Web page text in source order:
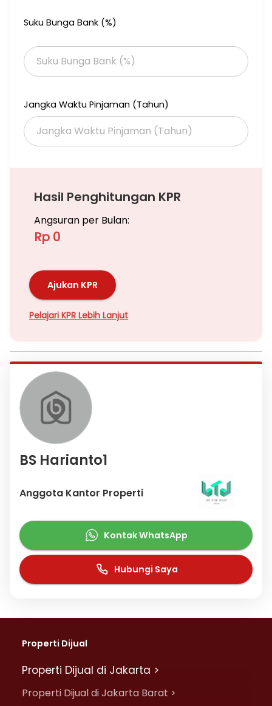
Suku Bunga Bank (%)
Jangka Waktu Pinjaman (Tahun)
Hasil Penghitungan KPR
Angsuran per Bulan:
Rp 0
Ajukan KPR
Pelajari KPR Lebih Lanjut
BS Harianto1
Anggota Kantor Properti
Kontak WhatsApp
Hubungi Saya
Properti Dijual
Properti Dijual di Jakarta >
Properti Dijual di Jakarta Barat >